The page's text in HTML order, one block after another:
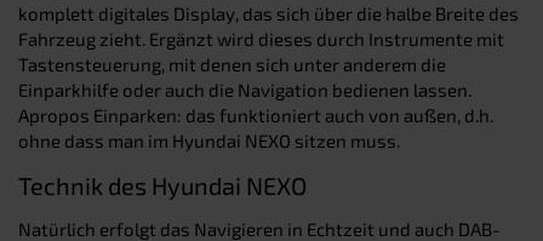
komplett digitales Display, das sich über die halbe Breite des
Fahrzeug zieht. Ergänzt wird dieses durch Instrumente mit
Tastensteuerung, mit denen sich unter anderem die
Einparkhilfe oder auch die Navigation bedienen lassen.
Apropos Einparken: das funktioniert auch von außen, d.h.
ohne dass man im Hyundai NEXO sitzen muss.
Technik des Hyundai NEXO
Natürlich erfolgt das Navigieren in Echtzeit und auch DAB-